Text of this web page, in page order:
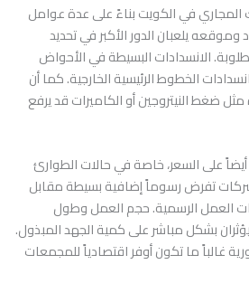
في الكويت بناءً على عدة عوامل
وموقعه يلعبان الدور الأكبر في تحديد
الانسدادات البسيطة في الأحواض
الخطوط الرئيسية الخارجية. كما أن
ضغط النيتروجين أو الكاميرات قد يرفع
على السعر، خاصة في حالات الطوارئ
تفرض رسوماً إضافية بسيطة مقابل
العمل الرسمية. حجم العمل وطول
يؤثران بشكل مباشر على كمية الجهد المبذول.
غالباً ما تكون أوفر اقتصادياً للمجمعات